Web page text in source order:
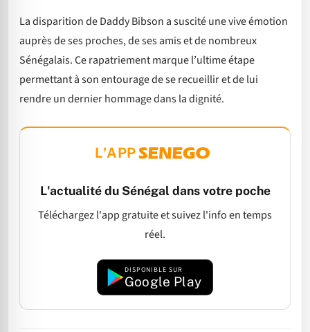
La disparition de Daddy Bibson a suscité une vive émotion
auprès de ses proches, de ses amis et de nombreux
Sénégalais. Ce rapatriement marque l’ultime étape
permettant à son entourage de se recueillir et de lui
rendre un dernier hommage dans la dignité.
L'APP
L'actualité du Sénégal dans votre poche
Téléchargez l'app gratuite et suivez l'info en temps
réel.
DISPONIBLE SUR
Google Play